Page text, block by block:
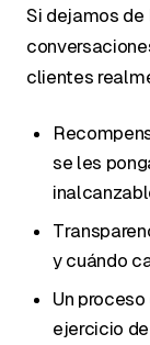
Si dejamos
clientes
se les
y cuándo
Un
ejercicio